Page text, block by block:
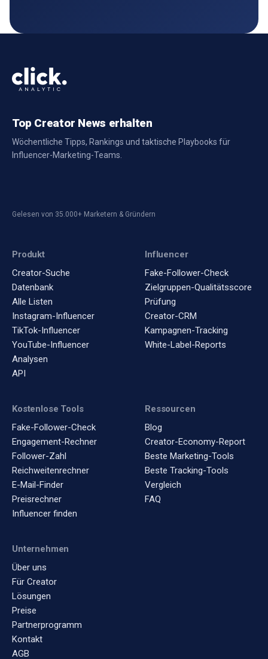
Top Creator News erhalten
Wöchentliche Tipps, Rankings und taktische Playbooks für
Influencer-Marketing-Teams.
Gelesen von 35.000+ Marketern & Gründern
Produkt
Creator-Suche
Datenbank
Alle Listen
Instagram-Influencer
TikTok-Influencer
YouTube-Influencer
Analysen
API
Influencer
Fake-Follower-Check
Zielgruppen-Qualitätsscore
Prüfung
Creator-CRM
Kampagnen-Tracking
White-Label-Reports
Kostenlose Tools
Fake-Follower-Check
Engagement-Rechner
Follower-Zahl
Reichweitenrechner
E-Mail-Finder
Preisrechner
Influencer finden
Ressourcen
Blog
Creator-Economy-Report
Beste Marketing-Tools
Beste Tracking-Tools
Vergleich
FAQ
Unternehmen
Über uns
Für Creator
Lösungen
Preise
Partnerprogramm
Kontakt
AGB